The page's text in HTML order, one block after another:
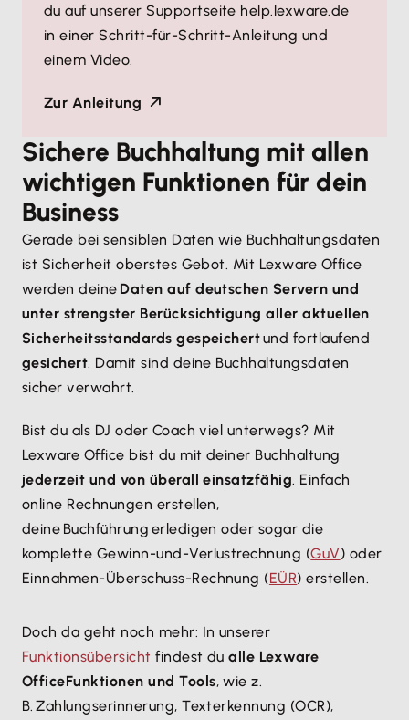
Angebote und Rechnungen schnell erstellen,
Belege verwalten und im DATEV-Format
Einnahmen und Ausgaben jederzeit im Blick
nach § 19 UStG
Jetzt Buchhaltungssoftware testen
du auf unserer Supportseite help.lexware.de
in einer Schritt-für-Schritt-Anleitung und
einem Video.
Zur Anleitung
Sichere Buchhaltung mit allen
wichtigen Funktionen für dein
Business
Gerade bei sensiblen Daten wie Buchhaltungsdaten
ist Sicherheit oberstes Gebot. Mit Lexware Office
werden deine Daten auf deutschen Servern und
unter strengster Berücksichtigung aller aktuellen
Sicherheitsstandards gespeichertund fortlaufend
gesichert. Damit sind deine Buchhaltungsdaten
sicher verwahrt.
Bist du als DJ oder Coach viel unterwegs? Mit
Lexware Office bist du mit deiner Buchhaltung
jederzeit und von überall einsatzfähig. Einfach
online Rechnungen erstellen,
deine Buchführung erledigen oder sogar die
komplette Gewinn-und-Verlustrechnung (GuV) oder
Einnahmen-Überschuss-Rechnung (EÜR) erstellen.
Doch da geht noch mehr: In unserer
Funktionsübersicht findest dualle Lexware
OfficeFunktionen und Tools, wie z.
B. Zahlungserinnerung, Texterkennung (OCR),